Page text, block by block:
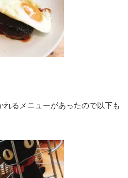
れるメニューがあったので以下も